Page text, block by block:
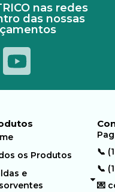
nas redes
das nossas
os Produtos
e
📞
📞
💌